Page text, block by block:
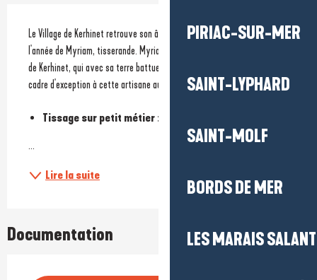
PIRIAC-SUR-MER
SAINT-LYPHARD
SAINT-MOLF
BORDS DE MER
LES MARAIS
Description
​Le Village de Kerhinet retrouve son âme d'antan grâce à l'installation à
l'année de Myriam, tisserande. Myriam est installée dans l'ancien musée
de Kerhinet, qui avec sa terre battue et sa large cheminée offre un
cadre d'exception à cette artisane aux mains d'or.
Tissage sur petit métier :
...
Lire la suite
Documentation